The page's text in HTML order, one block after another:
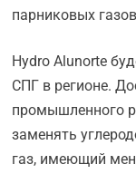
парниковых
Hydro Alunorte
СПГ в регионе.
промышленного
заменять
газ, имеющий